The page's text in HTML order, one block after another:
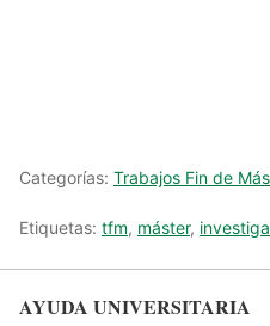
Categorías: Trabajos Fin de
Etiquetas: tfm, máster,
AYUDA UNIVERSITARIA